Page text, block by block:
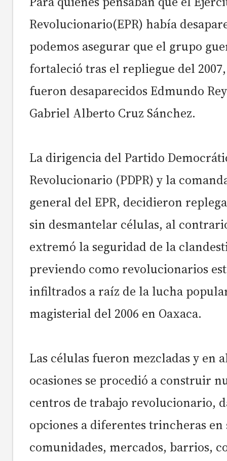
Revolucionario(EPR) había
podemos asegurar que el grupo
fortaleció tras el repliegue del
fueron desaparecidos Edmundo
Gabriel Alberto Cruz Sánchez.
La dirigencia del Partido
Revolucionario (PDPR) y la
general del EPR, decidieron
sin desmantelar células, al
extremó la seguridad de la
previendo como revolucionarios
infiltrados a raíz de la lucha
magisterial del 2006 en Oaxaca.
Las células fueron mezcladas y en
ocasiones se procedió a construir
centros de trabajo revolucionario,
opciones a diferentes trincheras en
comunidades, mercados, barrios,